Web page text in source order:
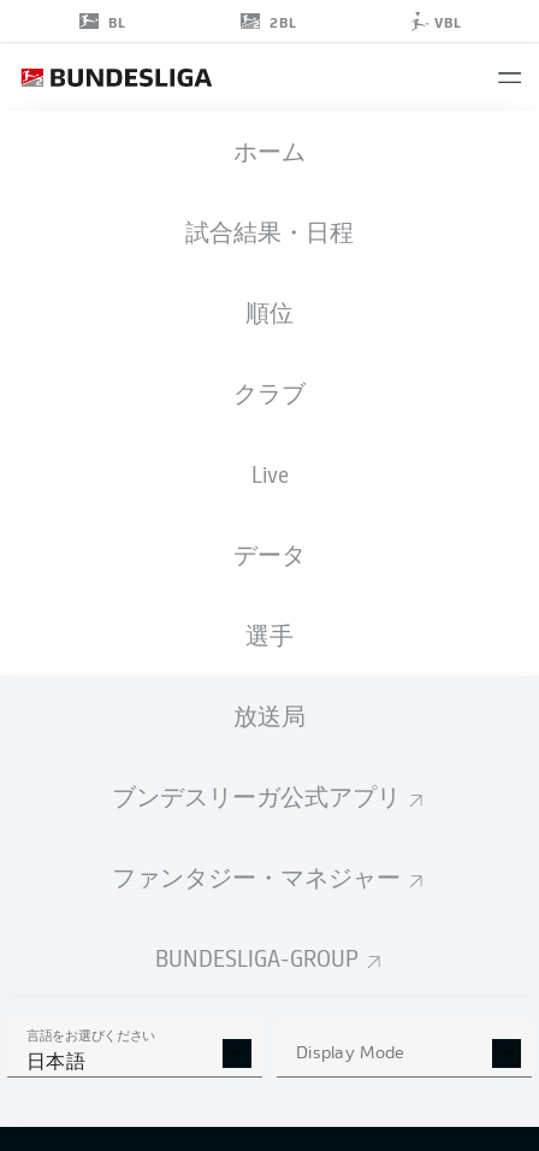
BL 2BL VBL
ホーム
試合結果・日程
順位
クラブ
Live
データ
選手
放送局
ブンデスリーガ公式アプリ
ファンタジー・マネジャー
BUNDESLIGA-GROUP
言語をお選びください
日本語 Display Mode
統計 シーズン 2022/2023
GOALS ASSISTS PENALTIES
PENALTIES